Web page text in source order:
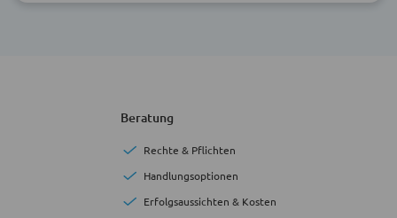
Beratung
Rechte & Pflichten
Handlungsoptionen
Erfolgsaussichten & Kosten